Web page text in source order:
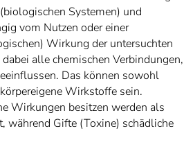
Systemen) und
vom Nutzen oder einer
Wirkung der untersuchten
alle chemischen Verbindungen,
Das können sowohl
Wirkstoffe sein.
Wirkungen besitzen werden als
während Gifte (Toxine) schädliche